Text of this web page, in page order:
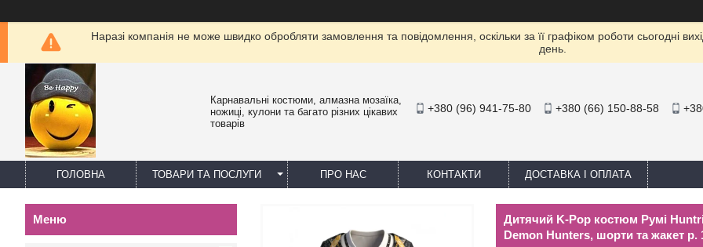
Наразі компанія не може швидко обробляти замовлення та повідомлення, оскільки за її графіком роботи сьогодні
день.
Карнавальні костюми, алмазна мозаїка,
ножиці, кулони та багато різних цікавих
товарів
+380 (96) 941-75-80 +380 (66) 150-88-58
ГОЛОВНА ТОВАРИ ТА ПОСЛУГИ ПРО НАС КОНТАКТИ ДОСТАВКА І ОПЛАТА
Дитячий K-Pop костюм Румі
Demon Hunters, шорти та жакет р.